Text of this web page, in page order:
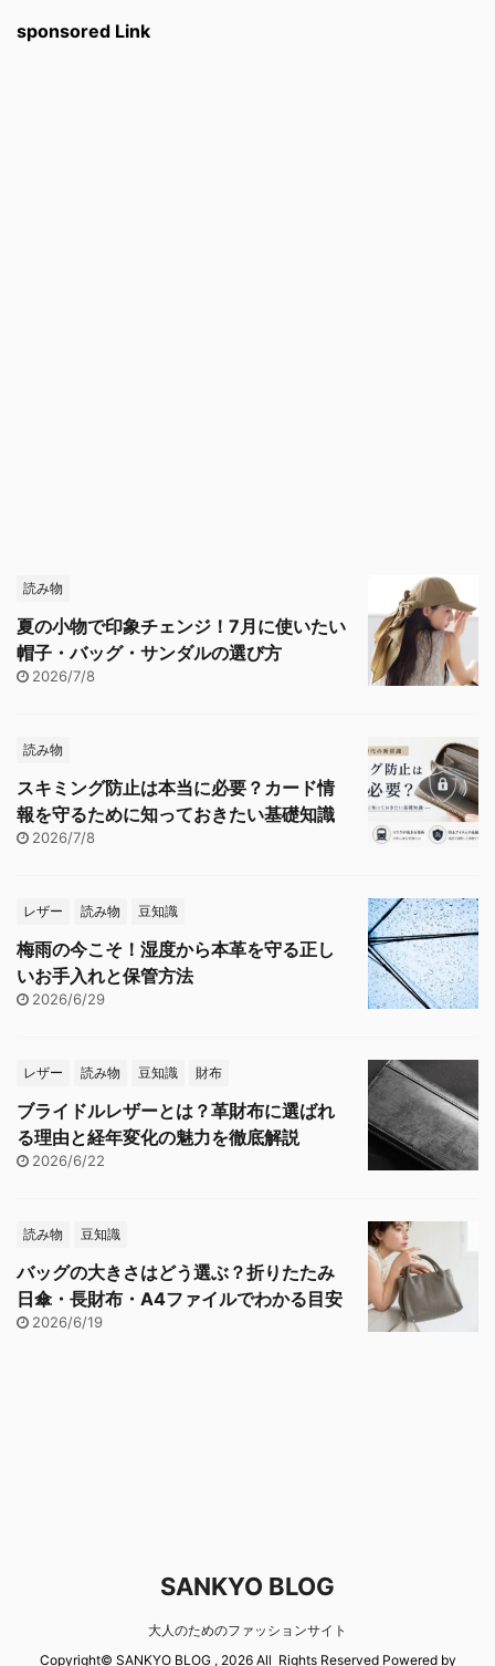
sponsored Link
読み物
夏の小物で印象チェンジ！7月に使いたい
帽子・バッグ・サンダルの選び方
2026/7/8
読み物
スキミング防止は本当に必要？カード情
報を守るために知っておきたい基礎知識
2026/7/8
レザー 読み物 豆知識
梅雨の今こそ！湿度から本革を守る正し
いお手入れと保管方法
2026/6/29
レザー 読み物 豆知識 財布
ブライドルレザーとは？革財布に選ばれ
る理由と経年変化の魅力を徹底解説
2026/6/22
読み物 豆知識
バッグの大きさはどう選ぶ？折りたたみ
日傘・長財布・A4ファイルでわかる目安
2026/6/19
SANKYO BLOG
大人のためのファッションサイト
Copyright© SANKYO BLOG , 2026 All Rights Reserved Powered by